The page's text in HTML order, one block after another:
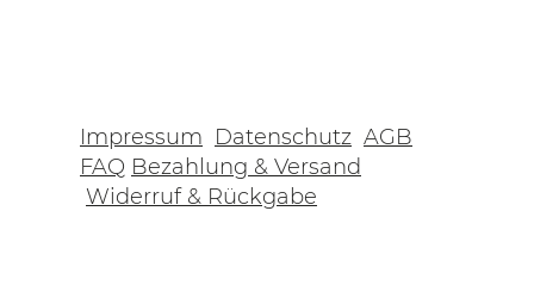
Impressum Datenschutz AGB
FAQ Bezahlung & Versand
Widerruf & Rückgabe